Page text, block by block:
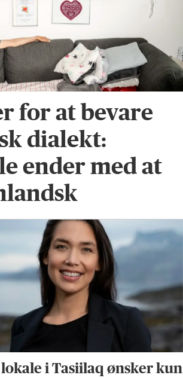
for at bevare
dialekt:
ender med at
i Tasiilaq ønsker kun